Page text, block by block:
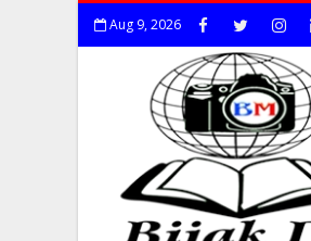
Aug 9, 2026